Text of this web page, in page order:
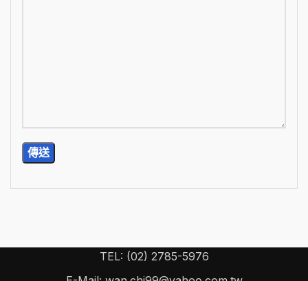
TEL: (02) 2785-5976